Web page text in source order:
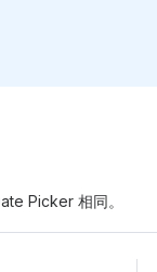
Picker 相同。